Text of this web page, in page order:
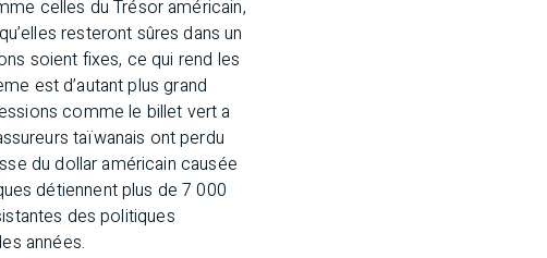
celles du Trésor américain,
resteront sûres dans un
soient fixes, ce qui rend les
est d’autant plus grand
comme le billet vert a
taïwanais ont perdu
du dollar américain causée
détiennent plus de 7 000
des politiques
années.